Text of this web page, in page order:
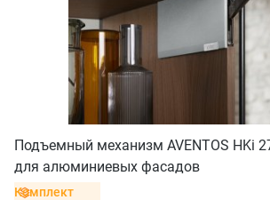
Подъемный механизм AVENTOS HKi
для алюминиевых фасадов
Комплект